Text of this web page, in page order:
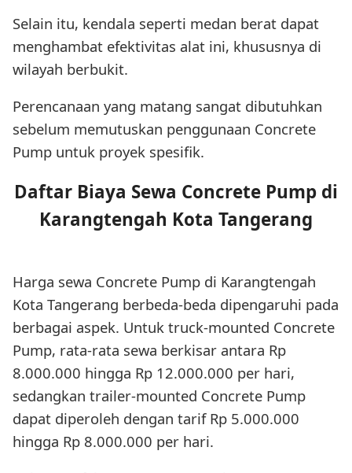
Selain itu, kendala seperti medan berat dapat
menghambat efektivitas alat ini, khususnya di
wilayah berbukit.
Perencanaan yang matang sangat dibutuhkan
sebelum memutuskan penggunaan Concrete
Pump untuk proyek spesifik.
Daftar Biaya Sewa Concrete Pump di
Karangtengah Kota Tangerang
Harga sewa Concrete Pump di Karangtengah
Kota Tangerang berbeda-beda dipengaruhi pada
berbagai aspek. Untuk truck-mounted Concrete
Pump, rata-rata sewa berkisar antara Rp
8.000.000 hingga Rp 12.000.000 per hari,
sedangkan trailer-mounted Concrete Pump
dapat diperoleh dengan tarif Rp 5.000.000
hingga Rp 8.000.000 per hari.